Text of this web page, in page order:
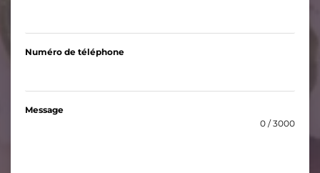
Numéro de téléphone
Message
0 / 3000